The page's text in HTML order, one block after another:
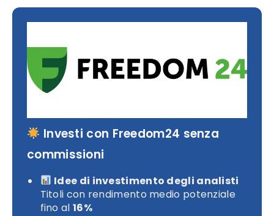
Investi con Freedom24 senza
commissioni
Idee di investimento degli analisti
Titoli con rendimento medio potenziale
fino al 16%